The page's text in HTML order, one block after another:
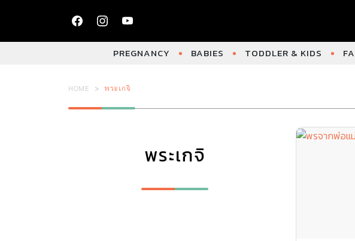
PREGNANCY BABIES TODDLER & KIDS
HOME พระเกจิ
พระเกจิ